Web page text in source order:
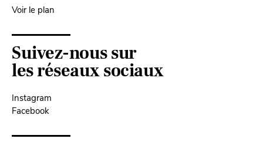
Voir le plan
Suivez-nous sur
les réseaux sociaux
Instagram
Facebook